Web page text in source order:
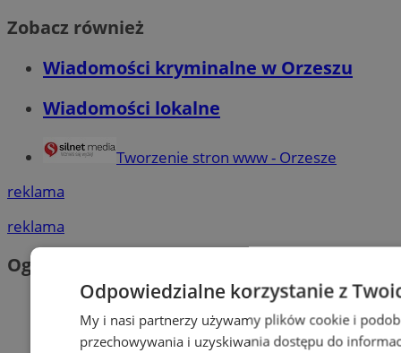
Zobacz również
Wiadomości kryminalne w Orzeszu
Wiadomości lokalne
Tworzenie stron www - Orzesze
reklama
reklama
Ogłoszenia
Odpowiedzialne korzystanie z
My i nasi partnerzy używamy plików cookie i
przechowywania i uzyskiwania dostępu do